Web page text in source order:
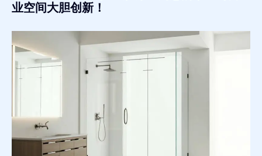
业空间大胆创新！